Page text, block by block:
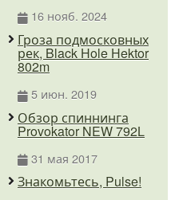
16 нояб. 2024
Гроза подмосковных
рек, Black Hole Hektor
802m
5 июн. 2019
Обзор спиннинга
Provokator NEW 792L
31 мая 2017
Знакомьтесь, Pulse!